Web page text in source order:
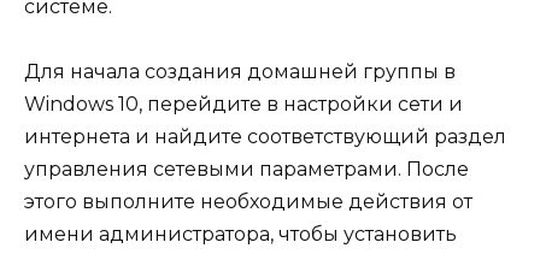
системе.
Для начала создания домашней группы в
Windows 10, перейдите в настройки сети и
интернета и найдите соответствующий раздел
управления сетевыми параметрами. После
этого выполните необходимые действия от
имени администратора, чтобы установить